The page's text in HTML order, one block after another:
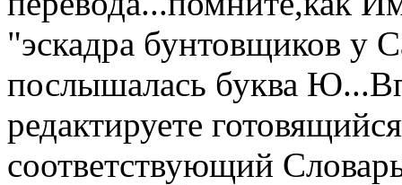
"эскадра бунтовщиков у
послышалась буква
редактируете
соответствующий